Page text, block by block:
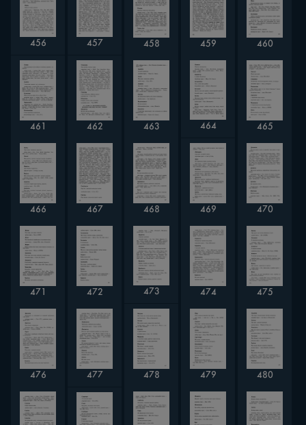
456 457 458 459 460
461 462 463 464 465
466 467 468 469 470
471 472 473 474 475
476 477 478 479 480